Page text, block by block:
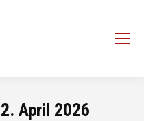
2. April 2026